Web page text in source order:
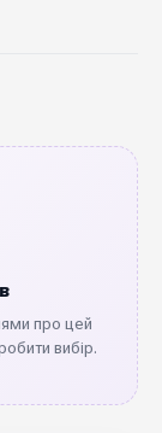
про цей
вибір.